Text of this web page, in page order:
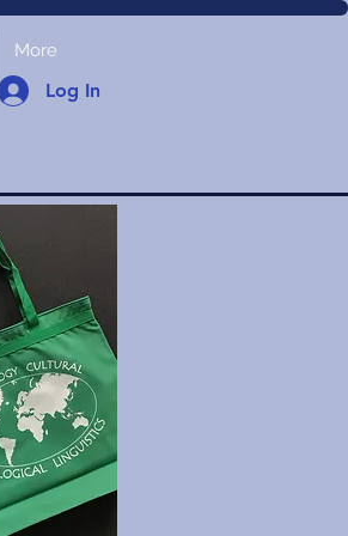
More
Log In